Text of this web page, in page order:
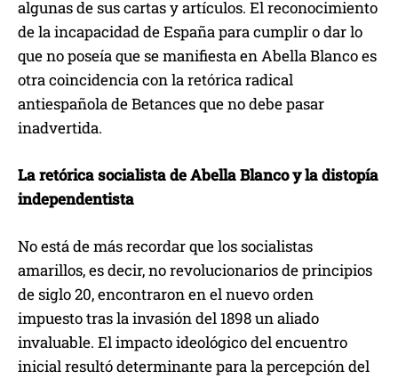
algunas de sus cartas y artículos. El reconocimiento
de la incapacidad de España para cumplir o dar lo
que no poseía que se manifiesta en Abella Blanco es
otra coincidencia con la retórica radical
antiespañola de Betances que no debe pasar
inadvertida.
La retórica socialista de Abella Blanco y la distopía
independentista
No está de más recordar que los socialistas
amarillos, es decir, no revolucionarios de principios
de siglo 20, encontraron en el nuevo orden
impuesto tras la invasión del 1898 un aliado
invaluable. El impacto ideológico del encuentro
inicial resultó determinante para la percepción del